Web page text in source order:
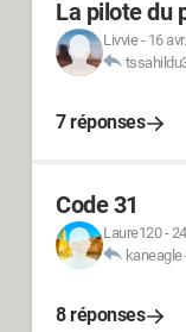
La pilote du
Livvie- 16
7 réponses
Code 31
Laure120-
kaneagle
8 réponses